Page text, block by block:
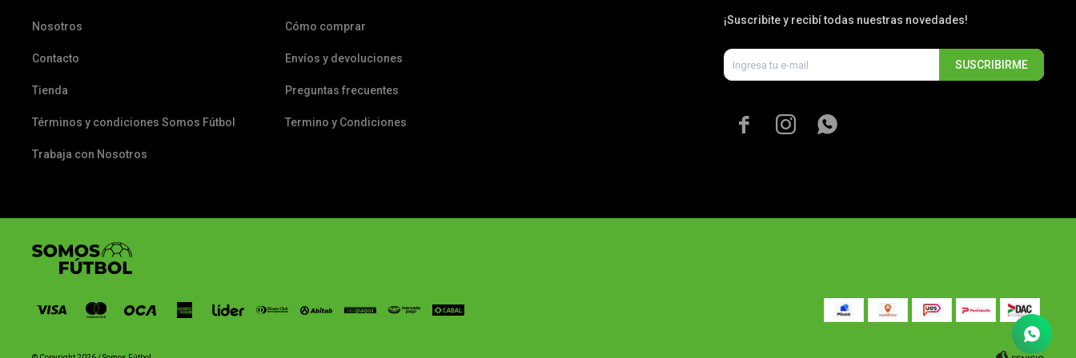
Nosotros
Contacto
Tienda
Términos y condiciones Somos Fútbol
Trabaja con Nosotros
Cómo comprar
Envíos y devoluciones
Preguntas frecuentes
Termino y Condiciones
¡Suscribite y recibí todas nuestras novedades!
SUSCRIBIRME
  